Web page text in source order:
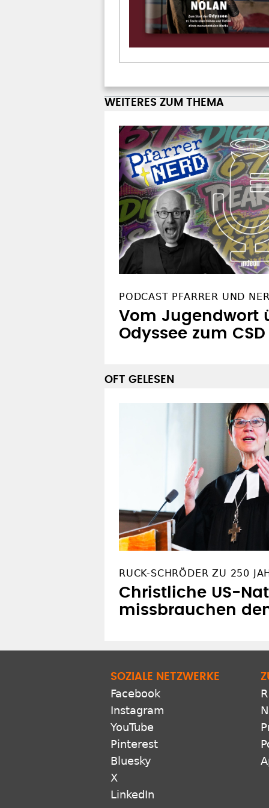
WEITERES ZUM THEMA
PODCAST PFARRER UND
Vom Jugendwort
Odyssee zum CSD
OFT GELESEN
RUCK-SCHRÖDER ZU 250
Christliche US-
missbrauchen
SOZIALE NETZWERKE
Facebook
Instagram
YouTube
Pinterest
Bluesky
X
LinkedIn